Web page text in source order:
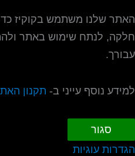
האתר שלנו משתמש בקוקיז
חלקה, לנתח שימוש באתר
עבורך.
למידע נוסף עייני ב- תקנון
סגור
הגדרות עוגיות